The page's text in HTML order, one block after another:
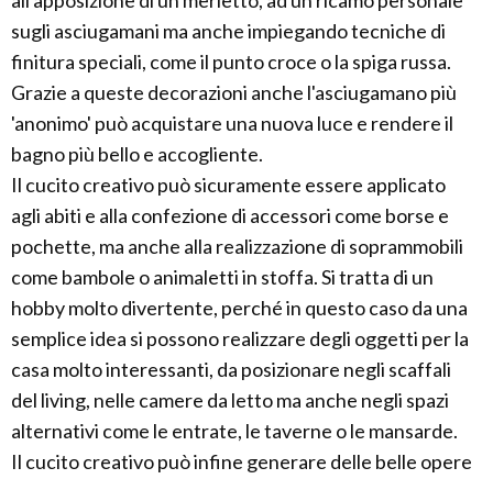
sugli asciugamani ma anche impiegando tecniche di
finitura speciali, come il punto croce o la spiga russa.
Grazie a queste decorazioni anche l'asciugamano più
'anonimo' può acquistare una nuova luce e rendere il
bagno più bello e accogliente.
Il cucito creativo può sicuramente essere applicato
agli abiti e alla confezione di accessori come borse e
pochette, ma anche alla realizzazione di soprammobili
come bambole o animaletti in stoffa. Si tratta di un
hobby molto divertente, perché in questo caso da una
semplice idea si possono realizzare degli oggetti per la
casa molto interessanti, da posizionare negli scaffali
del living, nelle camere da letto ma anche negli spazi
alternativi come le entrate, le taverne o le mansarde.
Il cucito creativo può infine generare delle belle opere